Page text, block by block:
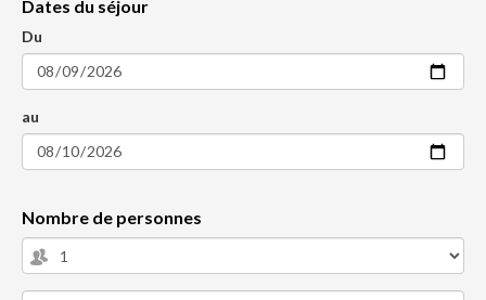
Dates du séjour
Du
au
Nombre de personnes